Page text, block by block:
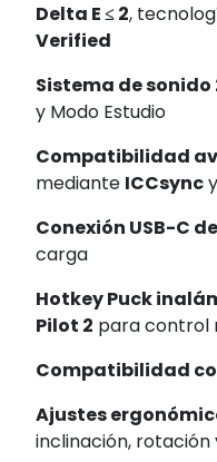
Delta E ≤ 2,
Verified
Sistema de sonido
y Modo Estudio
Compatibilidad
mediante ICCsyncy
Conexión USB-C
carga
Hotkey Puck
Pilot 2 para control
Compatibilidad
Ajustes
inclinación, rotación